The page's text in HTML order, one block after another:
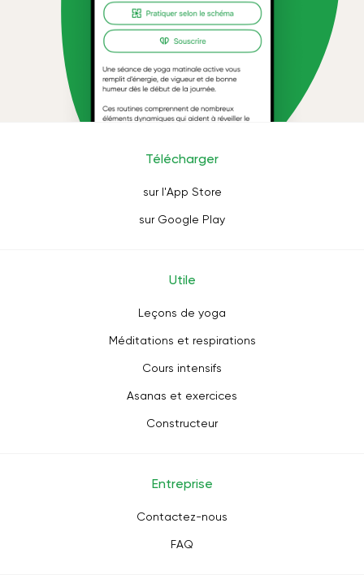
Télécharger
sur l'App Store
sur Google Play
Utile
Leçons de yoga
Méditations et respirations
Cours intensifs
Asanas et exercices
Constructeur
Entreprise
Contactez-nous
FAQ